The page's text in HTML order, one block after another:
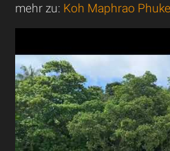
mehr zu: Koh Maphrao